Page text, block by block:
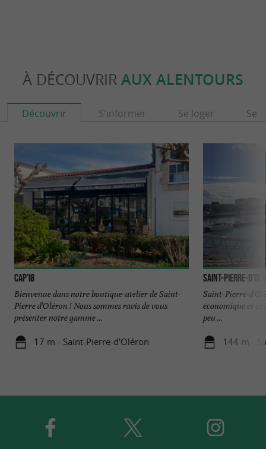
À DÉCOUVRIR AUX ALENTOURS
Découvrir S'informer Se loger Se
CAP'IØ
Bienvenue dans notre boutique-atelier de Saint-
Pierre d’Oléron ! Nous sommes ravis de vous
présenter notre gamme ...
17 m - Saint-Pierre-d'Oléron
Saint-Pierre-
Saint-Pierre-
économique et
peu ...
144 m -